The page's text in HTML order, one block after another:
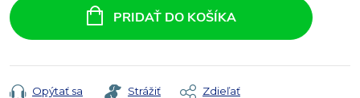
cena:
PRIDAŤ DO KOŠÍKA
Opýtať sa Strážiť Zdieľať